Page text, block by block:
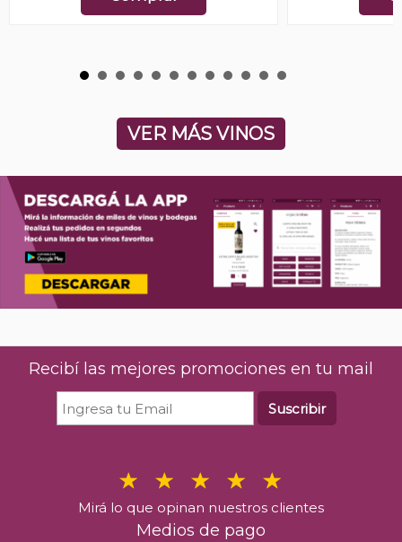
VER MÁS VINOS
Recibí las mejores promociones en tu mail
Suscribir
Mirá lo que opinan nuestros clientes
Medios de pago